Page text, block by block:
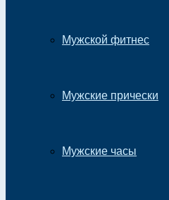
Мужской фитнес
Мужские прически
Мужские часы